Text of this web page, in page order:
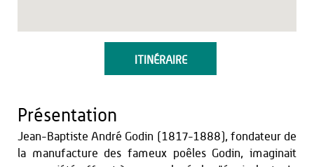
ITINÉRAIRE
Présentation
Jean-Baptiste André Godin (1817-1888), fondateur de
la manufacture des fameux poêles Godin, imaginait